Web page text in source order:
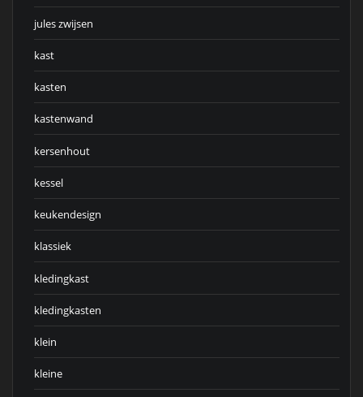
jules zwijsen
kast
kasten
kastenwand
kersenhout
kessel
keukendesign
klassiek
kledingkast
kledingkasten
klein
kleine